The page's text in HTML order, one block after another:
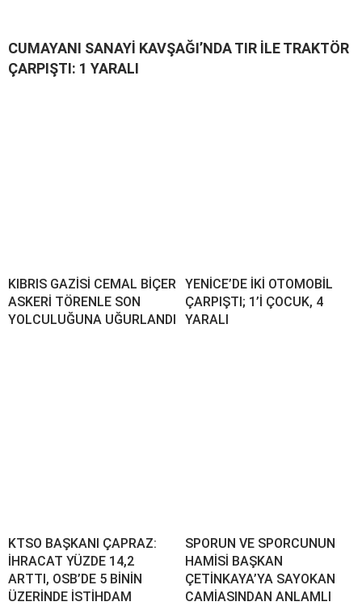
CUMAYANI SANAYİ KAVŞAĞI’NDA TIR İLE TRAKTÖR
ÇARPIŞTI: 1 YARALI
KIBRIS GAZİSİ CEMAL BİÇER
ASKERİ TÖRENLE SON
YOLCULUĞUNA UĞURLANDI
YENİCE’DE İKİ OTOMOBİL
ÇARPIŞTI; 1’İ ÇOCUK, 4
YARALI
KTSO BAŞKANI ÇAPRAZ:
İHRACAT YÜZDE 14,2
ARTTI, OSB’DE 5 BİNİN
ÜZERİNDE İSTİHDAM
SPORUN VE SPORCUNUN
HAMİSİ BAŞKAN
ÇETİNKAYA’YA SAYOKAN
CAMİASINDAN ANLAMLI